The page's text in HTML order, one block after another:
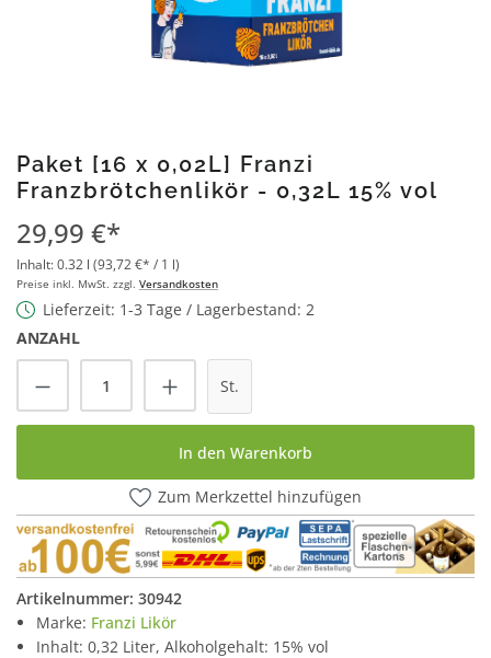
Paket [16 x 0,02L] Franzi
Franzbrötchenlikör - 0,32L 15% vol
29,99 €*
Inhalt:0.32 l (93,72 €* / 1 l)
Preise inkl. MwSt. zzgl. Versandkosten
Lieferzeit: 1-3 Tage / Lagerbestand: 2
ANZAHL
Produkt Anzahl: Gib den gewünschten
St.
In den Warenkorb
Zum Merkzettel hinzufügen
Artikelnummer: 30942
Marke: Franzi Likör
Inhalt: 0,32 Liter, Alkoholgehalt: 15% vol